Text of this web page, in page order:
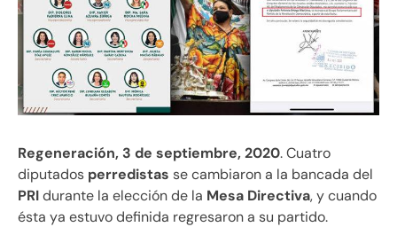
Regeneración, 3 de septiembre, 2020. Cuatro
diputados perredistas se cambiaron a la bancada del
PRIdurante la elección de la Mesa Directiva, y cuando
ésta ya estuvo definida regresaron a su partido.